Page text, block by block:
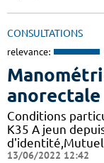
CONSULTATIONS
relevance:
anorectale
Conditions
K35 A jeun
13/06/2022 12:42